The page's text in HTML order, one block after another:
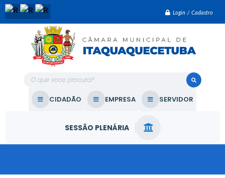
Login / Cadastro
O que voce procura?
CIDADÃO EMPRESA SERVIDOR
SESSÃO PLENÁRIA